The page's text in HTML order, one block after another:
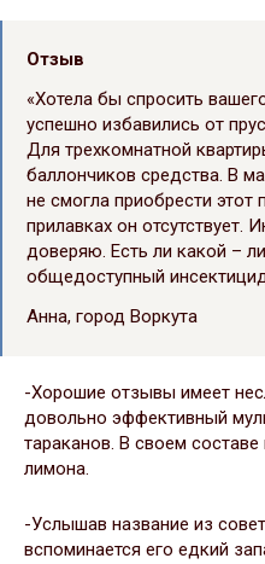
Отзыв
«Хотела бы спросить
успешно избавились от
Для трехкомнатной
баллончиков средства. В
не смогла приобрести этот
прилавках он отсутствует.
доверяю. Есть ли какой –
общедоступный
Анна, город Воркута
-Хорошие отзывы имеет
довольно эффективный
тараканов. В своем
лимона.
-Услышав название из
вспоминается его едкий